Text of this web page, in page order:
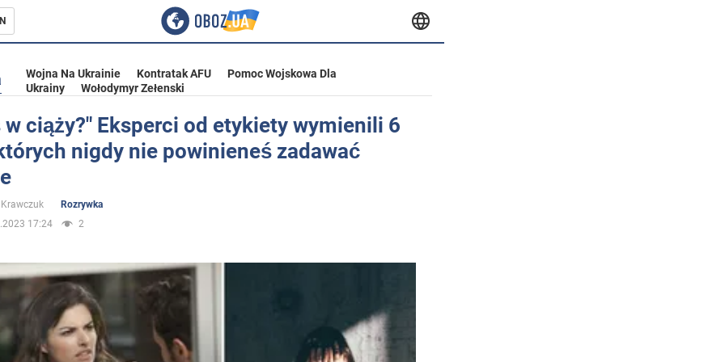
Ukrainie
Wojna Na Ukrainie Kontratak AFU
Pomoc Wojskowa Dla
Ukrainy
Wołodymyr Zełenski
ciąży?" Eksperci od etykiety wymienili 6
nigdy nie powinieneś zadawać
Rozrywka
17:24
2